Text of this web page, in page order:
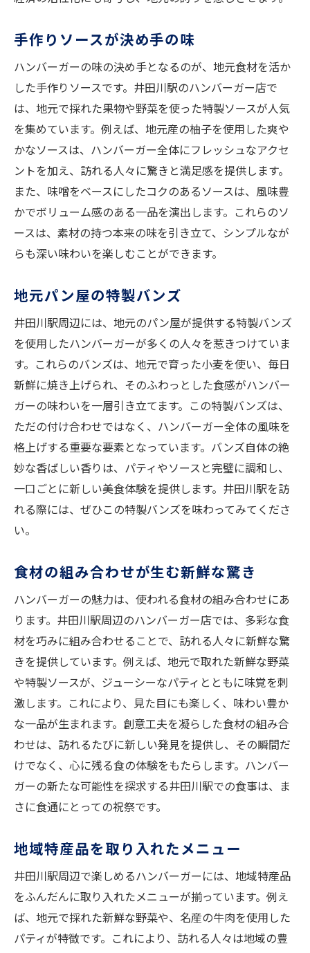
手作りソースが決め手の味
ハンバーガーの味の決め手となるのが、地元食材を活か
した手作りソースです。井田川駅のハンバーガー店で
は、地元で採れた果物や野菜を使った特製ソースが人気
を集めています。例えば、地元産の柚子を使用した爽や
かなソースは、ハンバーガー全体にフレッシュなアクセ
ントを加え、訪れる人々に驚きと満足感を提供します。
また、味噌をベースにしたコクのあるソースは、風味豊
かでボリューム感のある一品を演出します。これらのソ
ースは、素材の持つ本来の味を引き立て、シンプルなが
らも深い味わいを楽しむことができます。
地元パン屋の特製バンズ
井田川駅周辺には、地元のパン屋が提供する特製バンズ
を使用したハンバーガーが多くの人々を惹きつけていま
す。これらのバンズは、地元で育った小麦を使い、毎日
新鮮に焼き上げられ、そのふわっとした食感がハンバー
ガーの味わいを一層引き立てます。この特製バンズは、
ただの付け合わせではなく、ハンバーガー全体の風味を
格上げする重要な要素となっています。バンズ自体の絶
妙な香ばしい香りは、パティやソースと完璧に調和し、
一口ごとに新しい美食体験を提供します。井田川駅を訪
れる際には、ぜひこの特製バンズを味わってみてくださ
い。
食材の組み合わせが生む新鮮な驚き
ハンバーガーの魅力は、使われる食材の組み合わせにあ
ります。井田川駅周辺のハンバーガー店では、多彩な食
材を巧みに組み合わせることで、訪れる人々に新鮮な驚
きを提供しています。例えば、地元で取れた新鮮な野菜
や特製ソースが、ジューシーなパティとともに味覚を刺
激します。これにより、見た目にも楽しく、味わい豊か
な一品が生まれます。創意工夫を凝らした食材の組み合
わせは、訪れるたびに新しい発見を提供し、その瞬間だ
けでなく、心に残る食の体験をもたらします。ハンバー
ガーの新たな可能性を探求する井田川駅での食事は、ま
さに食通にとっての祝祭です。
地域特産品を取り入れたメニュー
井田川駅周辺で楽しめるハンバーガーには、地域特産品
をふんだんに取り入れたメニューが揃っています。例え
ば、地元で採れた新鮮な野菜や、名産の牛肉を使用した
パティが特徴です。これにより、訪れる人々は地域の豊